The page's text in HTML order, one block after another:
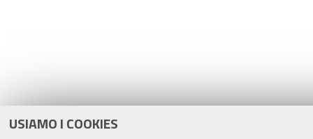
USIAMO I COOKIES